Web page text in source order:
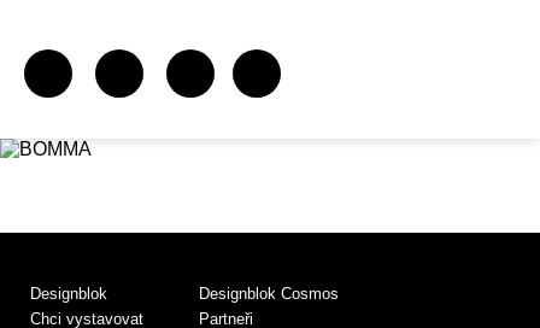
Designblok
Chci vystavovat
Designblok Cosmos
Partneři